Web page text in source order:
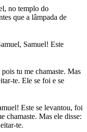
no templo do
que a lâmpada de
Samuel! Este
tu me chamaste. Mas
te. Ele se foi e se
Este se levantou, foi
chamaste. Mas ele disse:
te.